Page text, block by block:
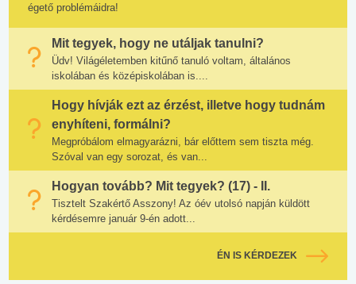
égető problémáidra!
Mit tegyek, hogy ne utáljak tanulni?
Üdv! Világéletemben kitűnő tanuló voltam, általános
iskolában és középiskolában is....
Hogy hívják ezt az érzést, illetve hogy tudnám
enyhíteni, formálni?
Megpróbálom elmagyarázni, bár előttem sem tiszta még.
Szóval van egy sorozat, és van...
Hogyan tovább? Mit tegyek? (17) - II.
Tisztelt Szakértő Asszony! Az óév utolsó napján küldött
kérdésemre január 9-én adott...
ÉN IS KÉRDEZEK